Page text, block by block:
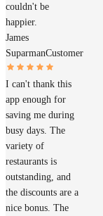
couldn't be
happier.
James
SuparmanCustomer
I can't thank this
app enough for
saving me during
busy days. The
variety of
restaurants is
outstanding, and
the discounts are a
nice bonus. The